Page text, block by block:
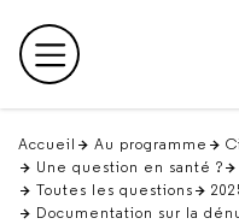
en
haut Menu principal
Accueil Au programme
Une question en santé ?
Toutes les questions
Documentation sur la